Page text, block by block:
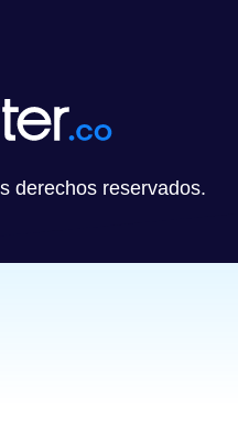
derechos reservados.